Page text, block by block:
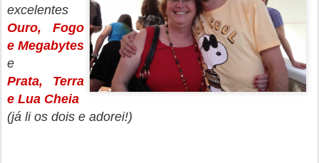
excelentes
Ouro, Fogo
e Megabytes
e
Prata, Terra
e Lua Cheia
(já li os dois e adorei!)